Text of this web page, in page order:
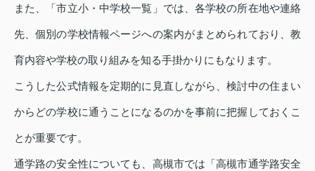
また、「市立小・中学校一覧」では、各学校の所在地や連絡
先、個別の学校情報ページへの案内がまとめられており、教
育内容や学校の取り組みを知る手掛かりにもなります。
こうした公式情報を定期的に見直しながら、検討中の住まい
からどの学校に通うことになるのかを事前に把握しておくこ
とが重要です。
通学路の安全性についても、高槻市では「高槻市通学路安全